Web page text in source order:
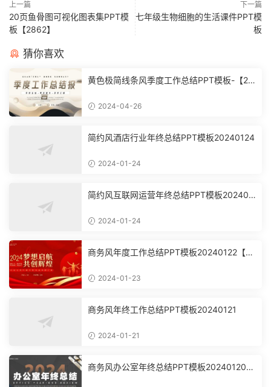
上一篇
20页鱼骨图可视化图表集PPT模
板【2862】
下一篇
七年级生物细胞的生活课件PPT模
板
猜你喜欢
黄色极简线条风季度工作总结PPT模板-【20
2024-04-26
简约风酒店行业年终总结PPT模板20240124
2024-01-24
简约风互联网运营年终总结PPT模板202401
2024-01-24
商务风年度工作总结PPT模板20240122【3
2024-01-23
商务风年终工作总结PPT模板20240121
2024-01-21
商务风办公室年终总结PPT模板20240120